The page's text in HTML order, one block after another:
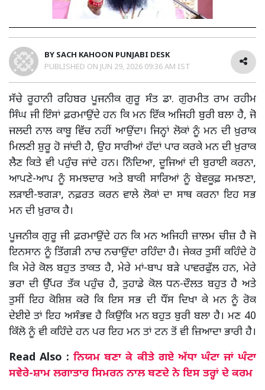
BY SACH KAHOON PUNJABI DESK
PUBLISHED ON JUN 29, 2026 09:36 AM IST
ਸੱਚੇ ਰੂਹਾਨੀ ਰਹਿਬਰ ਪੂਜਨੀਕ ਗੁਰੂ ਸੰਤ ਡਾ. ਗੁਰਮੀਤ ਰਾਮ ਰਹੀਮ
ਸਿੰਘ ਜੀ ਇੰਸਾਂ ਫ਼ਰਮਾਉਂਦੇ ਹਨ ਕਿ ਮਨ ਇੱਕ ਅਜਿਹੀ ਬੁਰੀ ਬਲਾ ਹੈ, ਜੋ
ਜਲਦੀ ਨਾਲ ਕਾਬੂ ਵਿੱਚ ਨਹੀਂ ਆਉਂਦਾ। ਜਿਨ੍ਹਾਂ ਲੋਕਾਂ ਨੂੰ ਮਨ ਦੀ ਖ਼ੁਰਾਕ
ਮਿਲਣੀ ਸ਼ੁਰੂ ਹੋ ਜਾਂਦੀ ਹੈ, ਉਹ ਸਾਰੀਆਂ ਹੱਦਾਂ ਪਾਰ ਕਰਕੇ ਮਨ ਦੀ ਖ਼ੁਰਾਕ
ਲੈਣ ਕਿਤੇ ਵੀ ਪਹੁੰਚ ਜਾਂਦੇ ਹਨ। ਨਿੰਦਿਆ, ਦੂਜਿਆਂ ਦੀ ਬੁਰਾਈ ਕਰਨਾ,
ਆਪਣੇ-ਆਪ ਨੂੰ ਸਮਝਦਾਰ ਅਤੇ ਬਾਕੀ ਸਾਰਿਆਂ ਨੂੰ ਬੇਵਕੂਫ਼ ਸਮਝਣਾ,
ਲੜਾਈ-ਝਗੜਾ, ਨਫ਼ਰਤ ਕਰਨ ਵਾਲੇ ਲੋਕਾਂ ਦਾ ਸਾਥ ਕਰਨਾ ਇਹ ਸਭ
ਮਨ ਦੀ ਖ਼ੁਰਾਕ ਹੈ।
ਪੂਜਨੀਕ ਗੁਰੂ ਜੀ ਫ਼ਰਮਾਉਂਦੇ ਹਨ ਕਿ ਮਨ ਅਜਿਹੀ ਜ਼ਾਲਮ ਚੀਜ਼ ਹੈ ਜੋ
ਇਨਸਾਨ ਨੂੰ ਤਿੱਗੜੀ ਨਾਚ ਨਚਾਉਂਦਾ ਰਹਿੰਦਾ ਹੈ। ਜੇਕਰ ਤੁਸੀਂ ਕਹਿੰਦੇ ਹੋ
ਕਿ ਮੇਰੇ ਕੋਲ ਬਹੁਤ ਤਾਕਤ ਹੈ, ਮੇਰੇ ਮਾਂ-ਬਾਪ ਬੜੇ ਪਾਵਰਫੁੱਲ ਹਨ, ਮੇਰੇ
ਭਰਾ ਦੀ ਉੱਪਰ ਤੱਕ ਪਹੁੰਚ ਹੈ, ਤੁਹਾਡੇ ਕੋਲ ਧਨ-ਦੌਲਤ ਬਹੁਤ ਹੈ ਅਤੇ
ਤੁਸੀਂ ਇਹ ਕੋਸ਼ਿਸ਼ ਕਰੋ ਕਿ ਇਸ ਸਭ ਦੀ ਧੌਂਸ ਦਿਖਾ ਕੇ ਮਨ ਨੂੰ ਰੋਕ
ਦੇਈਏ ਤਾਂ ਇਹ ਅਸੰਭਵ ਹੈ ਕਿਉਂਕਿ ਮਨ ਬਹੁਤ ਬੁਰੀ ਬਲਾ ਹੈ। ਮਣ 40
ਕਿੱਲੋ ਨੂੰ ਵੀ ਕਹਿੰਦੇ ਹਨ ਪਰ ਇਹ ਮਨ ਤਾਂ ਟਨ ਤੋਂ ਵੀ ਜ਼ਿਆਦਾ ਭਾਰੀ ਹੈ।
Read Also :ਨਿਯਮ ਬਣਾ ਕੇ ਕੀਤੇ ਗਏ ਅੱਧਾ ਘੰਟਾ ਜਾਂ ਘੰਟਾ
ਸਵੇਰੇ-ਸ਼ਾਮ ਲਗਾਤਾਰ ਸਿਮਰਨ ਨਾਲ ਬਣਦੇ ਨੇ ਇਸ ਤਰ੍ਹਾਂ ਦੇ ਕਰਮ